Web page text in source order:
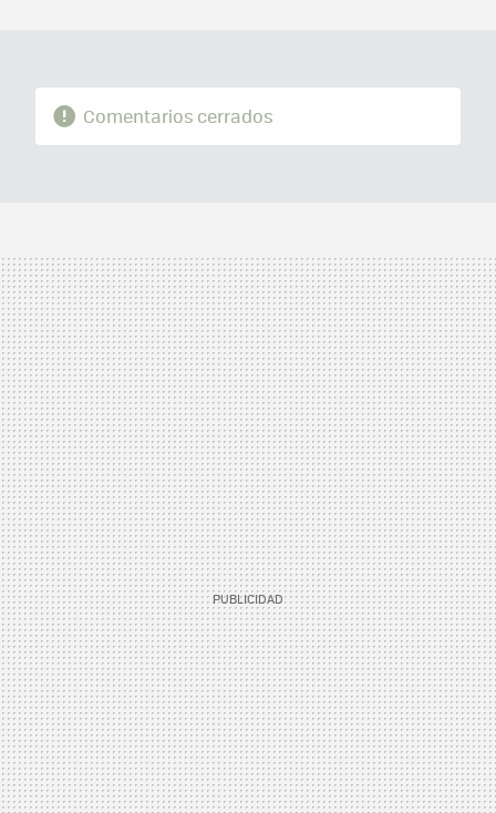
Comentarios cerrados